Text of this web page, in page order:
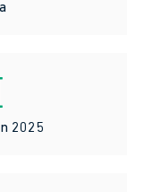
2025